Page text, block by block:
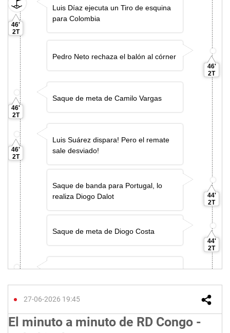
27-06-2026 19:45
El minuto a minuto de RD Congo -